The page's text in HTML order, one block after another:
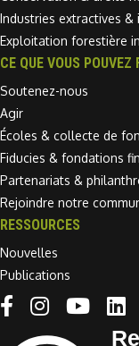
Industries extractives &
Exploitation forestière
CE QUE VOUS POUVEZ
Soutenez-nous
Agir
Écoles & collecte de
Fiducies & fondations
Partenariats &
Rejoindre notre
RESSOURCES
Nouvelles
Publications